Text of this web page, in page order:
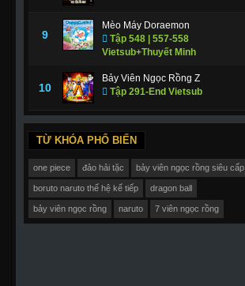
9
Mèo Máy Doraemon
Tập 548 | 557-558
Vietsub+Thuyết Minh
10
Bảy Viên Ngọc Rồng Z
Tập 291-End Vietsub
TỪ KHÓA PHỔ BIẾN
one piece đảo hải tặc bảy viên ngọc rồng siêu cấp
boruto naruto thế hệ kế tiếp dragon ball
bảy viên ngọc rồng naruto 7 viên ngọc rồng